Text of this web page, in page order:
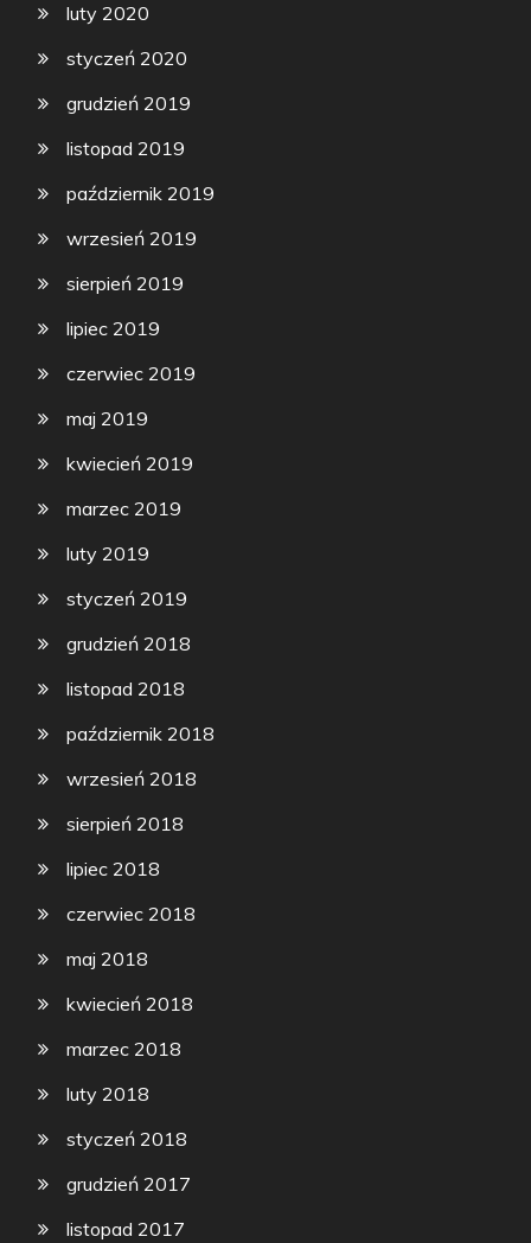
luty 2020
styczeń 2020
grudzień 2019
listopad 2019
październik 2019
wrzesień 2019
sierpień 2019
lipiec 2019
czerwiec 2019
maj 2019
kwiecień 2019
marzec 2019
luty 2019
styczeń 2019
grudzień 2018
listopad 2018
październik 2018
wrzesień 2018
sierpień 2018
lipiec 2018
czerwiec 2018
maj 2018
kwiecień 2018
marzec 2018
luty 2018
styczeń 2018
grudzień 2017
listopad 2017